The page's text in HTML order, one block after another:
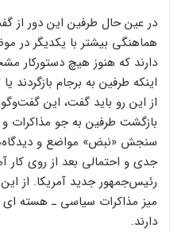
در عین حال طرفین این دور از
هماهنگی بیشتر با یکدیگر در
دارند که هنوز هیچ دستورکار
اینکه طرفین به برجام بازگردند
از این رو باید گفت، این
بازگشت طرفین به جو مذاکرات
سنجش «نبض» مواضع و
جدی و احتمالی بعد از روی کار
رئیس‌جمهور جدید آمریکا. از
میز مذاکرات سیاسی ـ هسته ای
دارند.